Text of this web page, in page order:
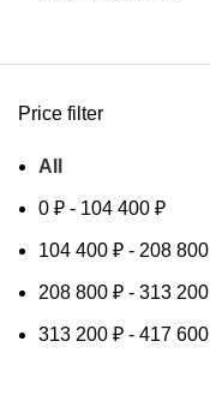
Price filter
All
0 ₽ - 104 400 ₽
104 400 ₽ - 208 800
208 800 ₽ - 313 200
313 200 ₽ - 417 600